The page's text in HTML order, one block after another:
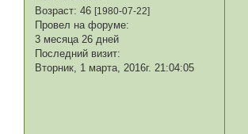
Возраст: 46[1980-07-22]
Провел на форуме:
3 месяца 26 дней
Последний визит:
Вторник, 1 марта, 2016г. 21:04:05